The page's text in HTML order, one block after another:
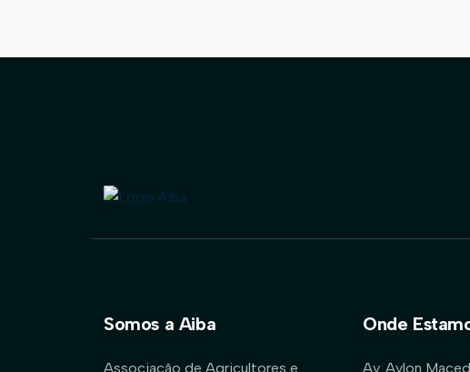
Somos a Aiba
Associação de Agricultores e
Onde
Av. Aylon